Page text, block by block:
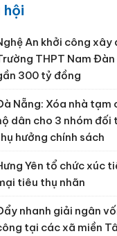
hội
An khởi công xây
THPT Nam Đàn
300 tỷ đồng
Nẵng: Xóa nhà tạm
dân cho 3 nhóm đối
hưởng chính sách
Yên tổ chức xúc
tiêu thụ nhãn
nhanh giải ngân
tại các xã miền